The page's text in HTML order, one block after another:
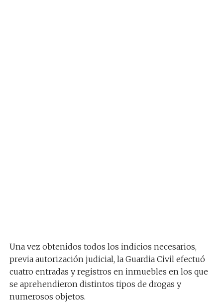
Una vez obtenidos todos los indicios necesarios,
previa autorización judicial, la Guardia Civil efectuó
cuatro entradas y registros en inmuebles en los que
se aprehendieron distintos tipos de drogas y
numerosos objetos.